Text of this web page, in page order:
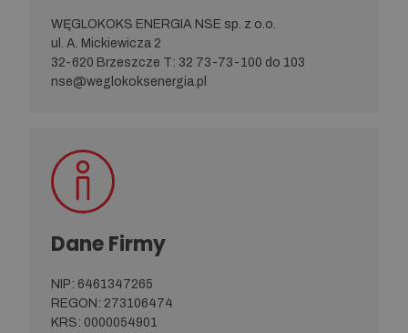
WĘGLOKOKS ENERGIA NSE sp. z o.o.
ul. A. Mickiewicza 2
32-620 Brzeszcze T: 32 73-73-100 do 103
nse@weglokoksenergia.pl
Dane Firmy
NIP: 6461347265
REGON: 273106474
KRS: 0000054901